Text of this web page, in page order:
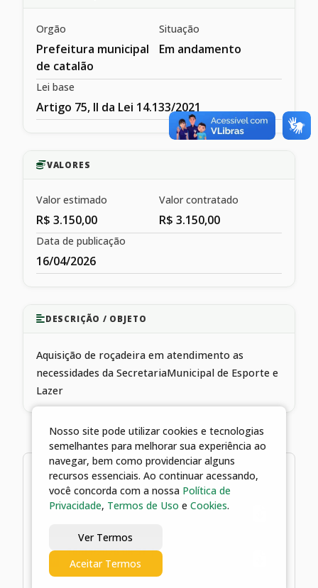
Orgão
Prefeitura municipal
de catalão
Situação
Em andamento
Lei base
Artigo 75, II da Lei 14.133/2021
VALORES
Valor estimado
R$ 3.150,00
Valor contratado
R$ 3.150,00
Data de publicação
16/04/2026
DESCRIÇÃO / OBJETO
Aquisição de roçadeira em atendimento as
necessidades da SecretariaMunicipal de Esporte e
Lazer
2 arquivos
16/04/2026 08:53 | Empenho
16/04/2026 08:51 | ATO
DECLARATÓRIO
Nosso site pode utilizar cookies e tecnologias
semelhantes para melhorar sua experiência ao
navegar, bem como providenciar alguns
recursos essenciais. Ao continuar acessando,
você concorda com a nossa Política de
Privacidade, Termos de Uso e Cookies.
Ver Termos
Aceitar Termos